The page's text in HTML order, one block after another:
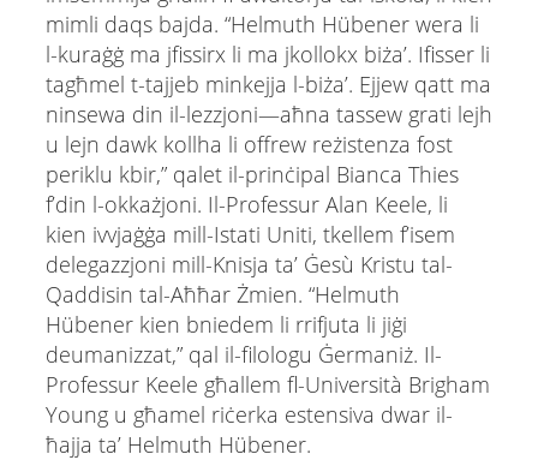
mimli daqs bajda. “Helmuth Hübener wera li
l-​kuraġġ ma jfissirx li ma jkollokx biżaʼ. Ifisser li
tagħmel t-tajjeb minkejja l-biża’. Ejjew qatt ma
ninsewa din il-lezzjoni—aħna tassew grati lejh
u lejn dawk kollha li offrew reżistenza fost
periklu kbir,” qalet il-prinċipal Bianca Thies
f’din l-okkażjoni. Il-Professur Alan Keele, li
kien ivvjaġġa mill-Istati Uniti, tkellem f’isem
delegazzjoni mill-Knisja ta’ Ġesù Kristu tal-
Qaddisin tal-Aħħar Żmien. “Helmuth
Hübener kien bniedem li rrifjuta li jiġi
deumanizzat,” qal il-filologu Ġermaniż. Il-
Professur Keele għallem fl-Università Brigham
Young u għamel riċerka estensiva dwar il-
ħajja ta’ Helmuth Hübener.